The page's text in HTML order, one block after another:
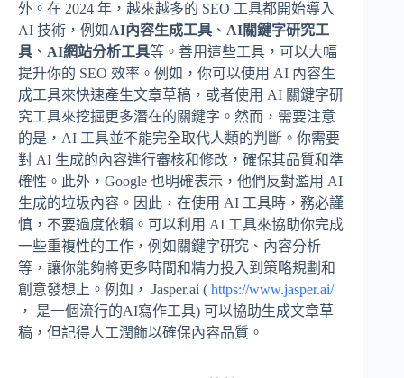
外。在 2024 年，越來越多的 SEO 工具都開始導入
AI 技術，例如AI內容生成工具 、 AI關鍵字研究工
具 、 AI網站分析工具等。善用這些工具，可以大幅
提升你的 SEO 效率。例如，你可以使用 AI 內容生
成工具來快速產生文章草稿，或者使用 AI 關鍵字研
究工具來挖掘更多潛在的關鍵字。然而，需要注意
的是，AI 工具並不能完全取代人類的判斷。你需要
對 AI 生成的內容進行審核和修改，確保其品質和準
確性。此外，Google 也明確表示，他們反對濫用 AI
生成的垃圾內容。因此，在使用 AI 工具時，務必謹
慎，不要過度依賴。可以利用 AI 工具來協助你完成
一些重複性的工作，例如關鍵字研究、內容分析
等，讓你能夠將更多時間和精力投入到策略規劃和
創意發想上。例如， Jasper.ai ( https://www.jasper.ai/
， 是一個流行的AI寫作工具) 可以協助生成文章草
稿，但記得人工潤飾以確保內容品質。